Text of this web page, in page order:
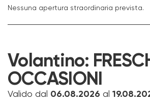
Nessuna apertura straordinaria prevista.
Volantino:
OCCASIONI
Valido dal 06.08.2026 al